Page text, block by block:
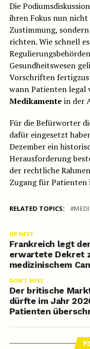
Die
ihren Fokus nun
Zustimmung,
richten. Wie schnell
Gesundheitswesen
Vorschriften
wann Patienten legal
Medikamentein der
Für die Befürworter
dafür eingesetzt
Dezember ein
Herausforderung
der rechtliche
Zugang für
RELATED TOPICS:
UP NEXT
Frankreich legt
erwartete Dekret
medizinischem
DON'T MISS
Der britische
dürfte im Jahr
Patienten